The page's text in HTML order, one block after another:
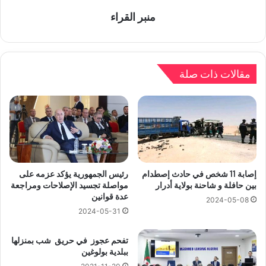
منبر القراء
مقالات ذات صلة
إصابة 11 شخص في حادث إصطدام
بين حافلة و شاحنة بولاية أدرار
2024-05-08
رئيس الجمهورية يؤكد عزمه على
مواصلة تجسيد الإصلاحات ومراجعة
عدة قوانين
2024-05-31
تفحم عجوز في حريق شب بمنزلها
ببلدية بولوغين